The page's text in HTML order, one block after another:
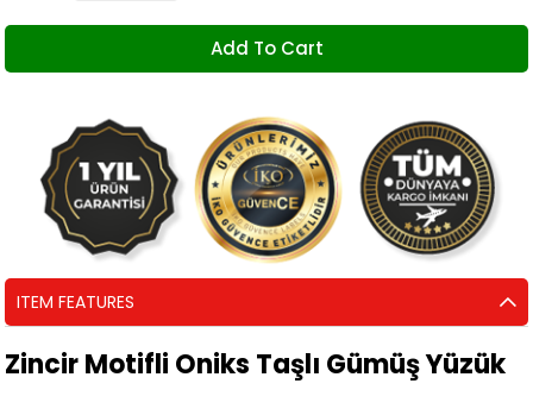
ITEM FEATURES
Zincir Motifli Oniks Taşlı Gümüş Yüzük